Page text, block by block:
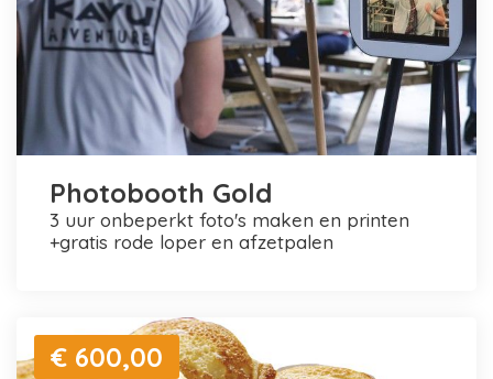
Photobooth Gold
3 uur onbeperkt foto's maken en printen
+gratis rode loper en afzetpalen
€ 600,00